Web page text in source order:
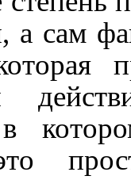
а сам
в